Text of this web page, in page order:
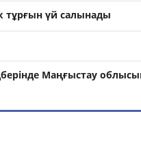
тұрғын үй салынады
Маңғыстау